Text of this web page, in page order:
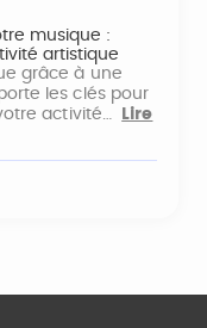
musique :
artistique
grâce à une
les clés pour
activité…
Lire